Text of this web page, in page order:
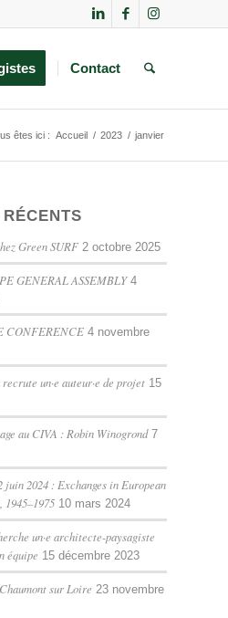
Contact
êtes ici : Accueil / 2023 / janvier
Green SURF 2 octobre 2025
GENERAL ASSEMBLY 4
CONFERENCE 4 novembre
un·e auteur·e de projet 15
au CIVA : Robin Winogrond 7
juin 2024 : Exchanges in European
1945–1975 10 mars 2024
un·e architecte-paysagiste
équipe 15 décembre 2023
sur Loire 23 novembre